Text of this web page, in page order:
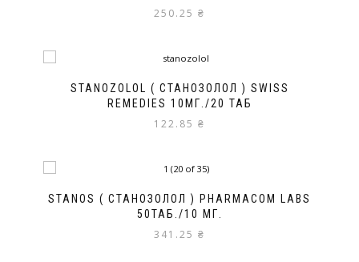
250.25 ₴
STANOZOLOL ( СТАНОЗОЛОЛ ) SWISS
REMEDIES 10МГ./20 ТАБ
122.85 ₴
STANOS ( СТАНОЗОЛОЛ ) PHARMACOM LABS
50ТАБ./10 МГ.
341.25 ₴